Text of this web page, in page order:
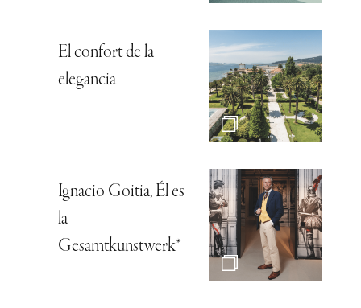
El confort de la
elegancia
Ignacio Goitia, Él es
la
Gesamtkunstwerk*